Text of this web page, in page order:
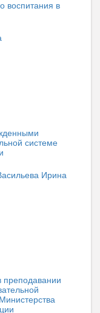
воспитания в
системе
Ирина
преподавании